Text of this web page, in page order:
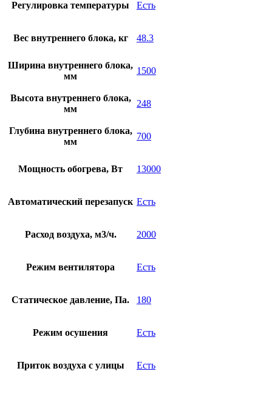
Регулировка температуры Есть
Вес внутреннего блока, кг 48.3
Ширина внутреннего блока,
мм
1500
Высота внутреннего блока,
мм
248
Глубина внутреннего блока,
мм
700
Мощность обогрева, Вт 13000
Автоматический перезапуск Есть
Расход воздуха, м3/ч. 2000
Режим вентилятора Есть
Статическое давление, Па. 180
Режим осушения Есть
Приток воздуха с улицы Есть